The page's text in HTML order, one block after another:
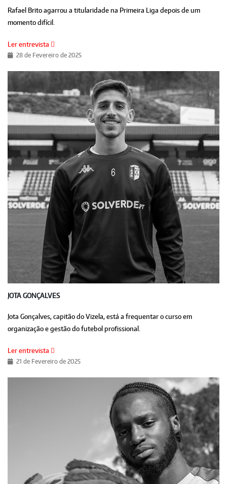
Rafael Brito agarrou a titularidade na Primeira Liga depois de um
momento difícil.
Ler entrevista
28 de Fevereiro de 2025
JOTA GONÇALVES
Jota Gonçalves, capitão do Vizela, está a frequentar o curso em
organização e gestão do futebol profissional.
Ler entrevista
21 de Fevereiro de 2025